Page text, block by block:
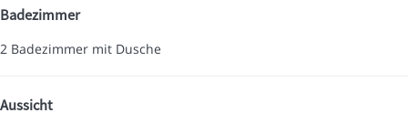
Badezimmer
2 Badezimmer mit Dusche
Aussicht